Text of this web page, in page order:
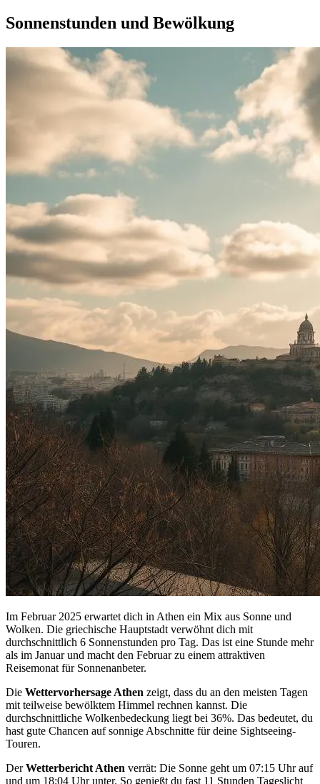
Sonnenstunden und Bewölkung
Im Februar 2025 erwartet dich in Athen ein Mix aus Sonne und
Wolken. Die griechische Hauptstadt verwöhnt dich mit
durchschnittlich 6 Sonnenstunden pro Tag. Das ist eine Stunde mehr
als im Januar und macht den Februar zu einem attraktiven
Reisemonat für Sonnenanbeter.
Die Wettervorhersage Athen zeigt, dass du an den meisten Tagen
mit teilweise bewölktem Himmel rechnen kannst. Die
durchschnittliche Wolkenbedeckung liegt bei 36%. Das bedeutet, du
hast gute Chancen auf sonnige Abschnitte für deine Sightseeing-
Touren.
DerWetterbericht Athen verrät: Die Sonne geht um 07:15 Uhr auf
und um 18:04 Uhr unter. So genießt du fast 11 Stunden Tageslicht